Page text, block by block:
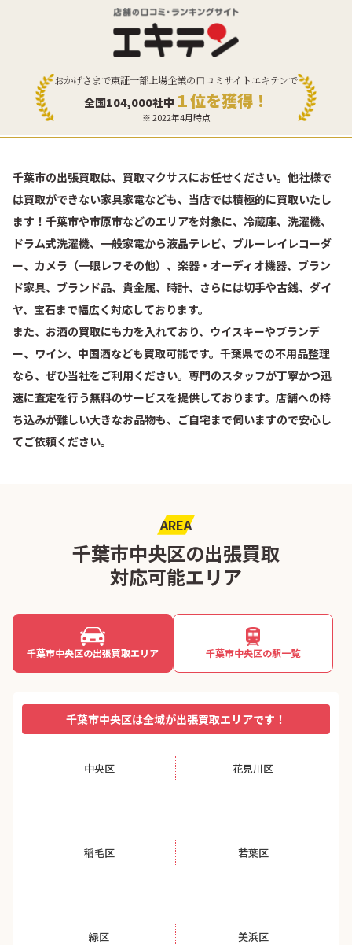
おかげさまで東証一部上場企業の口コミサイトエキテンで
全国104,000社中 １位を獲得！
※ 2022年4月時点
千葉市の出張買取は、買取マクサスにお任せください。他社様で
は買取ができない家具家電なども、当店では積極的に買取いたし
ます！千葉市や市原市などのエリアを対象に、冷蔵庫、洗濯機、
ドラム式洗濯機、一般家電から液晶テレビ、ブルーレイレコーダ
ー、カメラ（一眼レフその他）、楽器・オーディオ機器、ブラン
ド家具、ブランド品、貴金属、時計、さらには切手や古銭、ダイ
ヤ、宝石まで幅広く対応しております。
また、お酒の買取にも力を入れており、ウイスキーやブランデ
ー、ワイン、中国酒なども買取可能です。千葉県での不用品整理
なら、ぜひ当社をご利用ください。専門のスタッフが丁寧かつ迅
速に査定を行う無料のサービスを提供しております。店舗への持
ち込みが難しい大きなお品物も、ご自宅まで伺いますので安心し
てご依頼ください。
AREA
千葉市中央区の出張買取
対応可能エリア
千葉市中央区の出張買取エリア 千葉市中央区の駅一覧
千葉市中央区は全域が出張買取エリアです！
中央区 花見川区
稲毛区 若葉区
緑区 美浜区